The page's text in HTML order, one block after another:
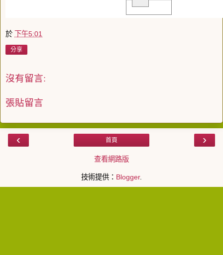
於 下午5:01
分享
沒有留言:
張貼留言
‹ ›
首頁
查看網路版
技術提供： Blogger.